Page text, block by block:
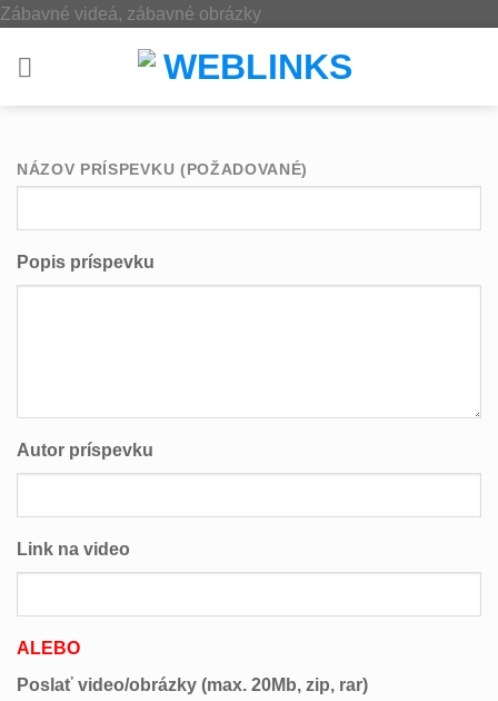
Zábavné videá, zábavné obrázkySkip
content
NÁZOV PRÍSPEVKU (POŽADOVANÉ)
Popis príspevku
Autor príspevku
Link na video
ALEBO
Poslať video/obrázky (max. 20Mb, zip, rar)